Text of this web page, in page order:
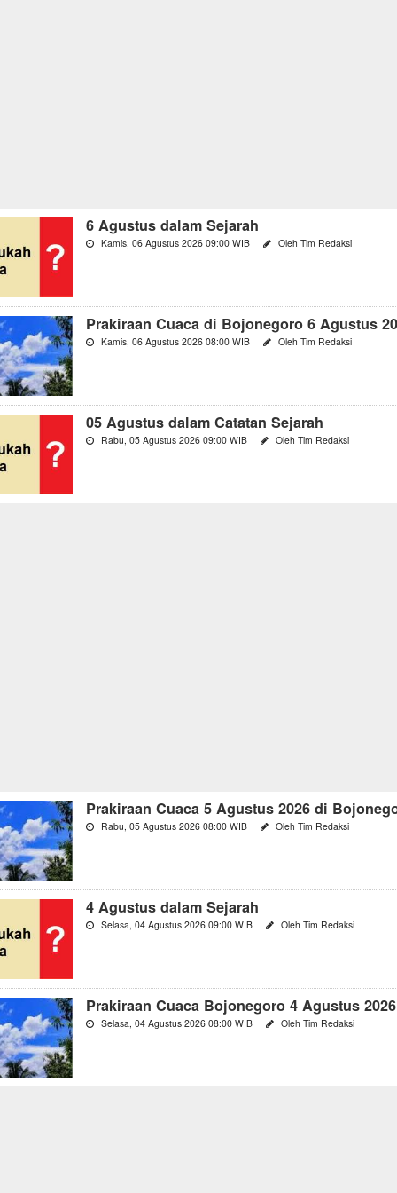
6 Agustus dalam Sejarah
Kamis, 06 Agustus 2026 09:00 WIB Oleh Tim Redaksi
Prakiraan Cuaca di Bojonegoro 6 Agustus
Kamis, 06 Agustus 2026 08:00 WIB Oleh Tim Redaksi
05 Agustus dalam Catatan Sejarah
Rabu, 05 Agustus 2026 09:00 WIB Oleh Tim Redaksi
Prakiraan Cuaca 5 Agustus 2026 di
Rabu, 05 Agustus 2026 08:00 WIB Oleh Tim Redaksi
4 Agustus dalam Sejarah
Selasa, 04 Agustus 2026 09:00 WIB Oleh Tim Redaksi
Prakiraan Cuaca Bojonegoro 4 Agustus 2026
Selasa, 04 Agustus 2026 08:00 WIB Oleh Tim Redaksi